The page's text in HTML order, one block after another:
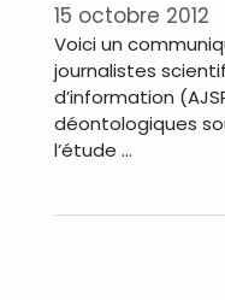
15 octobre 2012
Voici un
journalistes
d’information
déontologiques
l’étude …